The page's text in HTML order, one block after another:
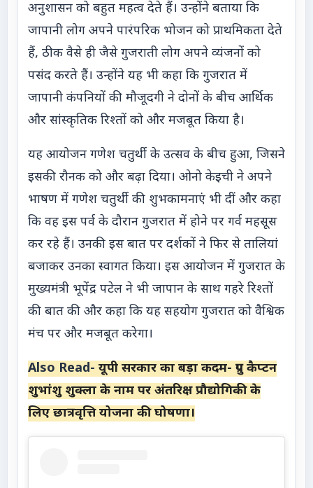
अनुशासन को बहुत महत्व देते हैं। उन्होंने बताया कि
जापानी लोग अपने पारंपरिक भोजन को प्राथमिकता देते
हैं, ठीक वैसे ही जैसे गुजराती लोग अपने व्यंजनों को
पसंद करते हैं। उन्होंने यह भी कहा कि गुजरात में
जापानी कंपनियों की मौजूदगी ने दोनों के बीच आर्थिक
और सांस्कृतिक रिश्तों को और मजबूत किया है।
यह आयोजन गणेश चतुर्थी के उत्सव के बीच हुआ, जिसने
इसकी रौनक को और बढ़ा दिया। ओनो केइची ने अपने
भाषण में गणेश चतुर्थी की शुभकामनाएं भी दीं और कहा
कि वह इस पर्व के दौरान गुजरात में होने पर गर्व महसूस
कर रहे हैं। उनकी इस बात पर दर्शकों ने फिर से तालियां
बजाकर उनका स्वागत किया। इस आयोजन में गुजरात के
मुख्यमंत्री भूपेंद्र पटेल ने भी जापान के साथ गहरे रिश्तों
की बात की और कहा कि यह सहयोग गुजरात को वैश्विक
मंच पर और मजबूत करेगा।
Also Read- यूपी सरकार का बड़ा कदम- ग्रुप कैप्टन
शुभांशु शुक्ला के नाम पर अंतरिक्ष प्रौद्योगिकी के
लिए छात्रवृत्ति योजना की घोषणा।